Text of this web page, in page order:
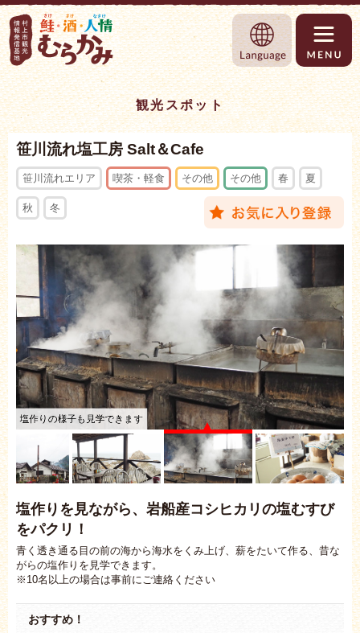
村上市観光情報総合サイト 村上市観光
Language
観光スポット
笹川流れ塩工房 Salt＆Cafe
笹川流れエリア 喫茶・軽食 その他 その他 春 夏
秋 冬
塩作りの様子も見学できます
塩作りを見ながら、岩船産コシヒカリの塩むすび
をパクリ！
青く透き通る目の前の海から海水をくみ上げ、薪をたいて作る、昔な
がらの塩作りを見学できます。
※10名以上の場合は事前にご連絡ください
おすすめ！